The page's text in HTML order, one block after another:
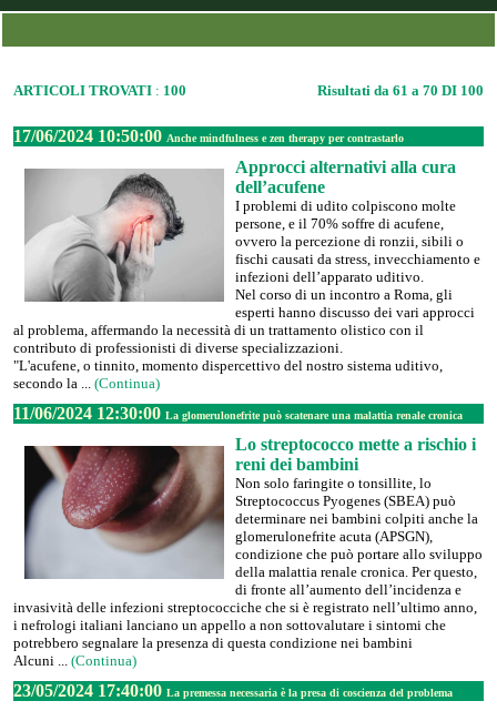
ARTICOLI TROVATI : 100 Risultati da 61 a 70 DI 100
17/06/2024 10:50:00 Anche mindfulness e zen therapy per contrastarlo
Approcci alternativi alla cura
dell’acufene
I problemi di udito colpiscono molte
persone, e il 70% soffre di acufene,
ovvero la percezione di ronzii, sibili o
fischi causati da stress, invecchiamento e
infezioni dell’apparato uditivo.
Nel corso di un incontro a Roma, gli
esperti hanno discusso dei vari approcci
al problema, affermando la necessità di un trattamento olistico con il
contributo di professionisti di diverse specializzazioni.
"L'acufene, o tinnito, momento dispercettivo del nostro sistema uditivo,
secondo la ... (Continua)
11/06/2024 12:30:00 La glomerulonefrite può scatenare una malattia renale cronica
Lo streptococco mette a rischio i
reni dei bambini
Non solo faringite o tonsillite, lo
Streptococcus Pyogenes (SBEA) può
determinare nei bambini colpiti anche la
glomerulonefrite acuta (APSGN),
condizione che può portare allo sviluppo
della malattia renale cronica. Per questo,
di fronte all’aumento dell’incidenza e
invasività delle infezioni streptococciche che si è registrato nell’ultimo anno,
i nefrologi italiani lanciano un appello a non sottovalutare i sintomi che
potrebbero segnalare la presenza di questa condizione nei bambini
Alcuni ... (Continua)
23/05/2024 17:40:00 La premessa necessaria è la presa di coscienza del problema